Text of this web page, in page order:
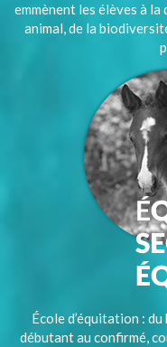
emmènent les élèves à
animal, de la
École d’équitation :
débutant au confirmé,